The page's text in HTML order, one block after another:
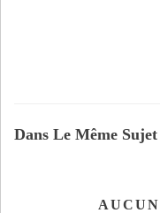
Dans Le Même Sujet